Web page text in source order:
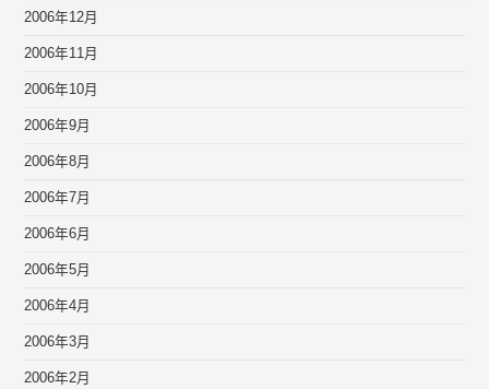
2006年12月
2006年11月
2006年10月
2006年9月
2006年8月
2006年7月
2006年6月
2006年5月
2006年4月
2006年3月
2006年2月